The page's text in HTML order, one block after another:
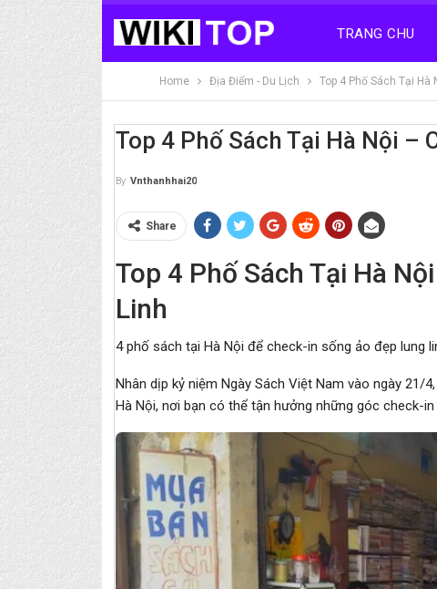
TRANG CHU
Home Địa Điểm - Du Lịch Top 4 Phố Sách Tại Hà
Top 4 Phố Sách Tại Hà Nội –
By Vnthanhhai20
Share
Top 4 Phố Sách Tại Hà
Linh
4 phố sách tại Hà Nội để check-in sống ảo đẹp lung
Nhân dịp kỷ niệm Ngày Sách Việt Nam vào ngày 21/
Hà Nội, nơi bạn có thể tận hưởng những góc check-